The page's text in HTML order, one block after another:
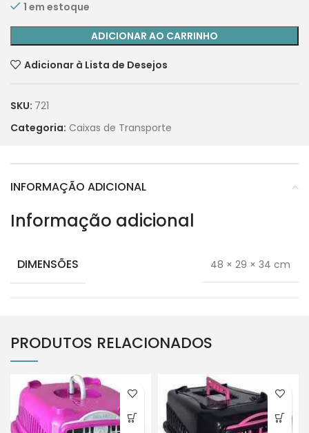
1 em estoque
ADICIONAR AO CARRINHO
Adicionar à Lista de Desejos
SKU: 721
Categoria: Caixas de Transporte
INFORMAÇÃO ADICIONAL
Informação adicional
DIMENSÕES 48 × 29 × 34 cm
PRODUTOS RELACIONADOS